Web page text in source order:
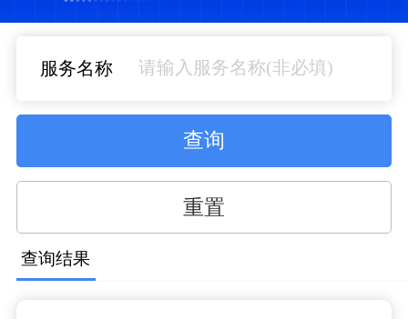
服务名称
查询
重置
查询结果